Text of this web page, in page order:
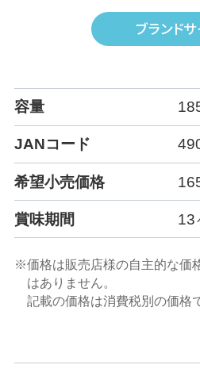
容量
JANコード
希望小売価格
賞味期間 13
※価格は販売店様の自主的な価
はありません。
記載の価格は消費税別の価格